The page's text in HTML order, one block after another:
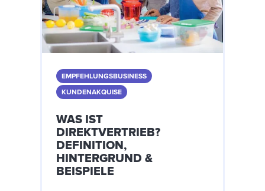
EMPFEHLUNGSBUSINESS
KUNDENAKQUISE
WAS IST
DIREKTVERTRIEB?
DEFINITION,
HINTERGRUND &
BEISPIELE